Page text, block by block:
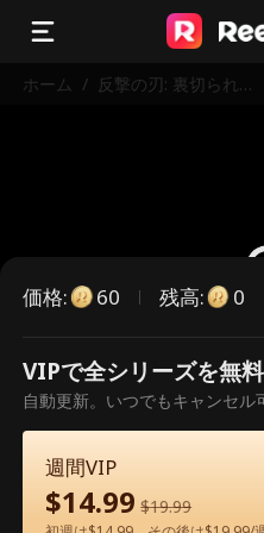
ホーム / 反撃の刃: 裏切られた
こちらは有料の
聴いただくには
価格: 60 残高: 0
VIPで全シリーズを無
自動更新。いつでもキャンセル
週間VIP
$14.99 $19.99